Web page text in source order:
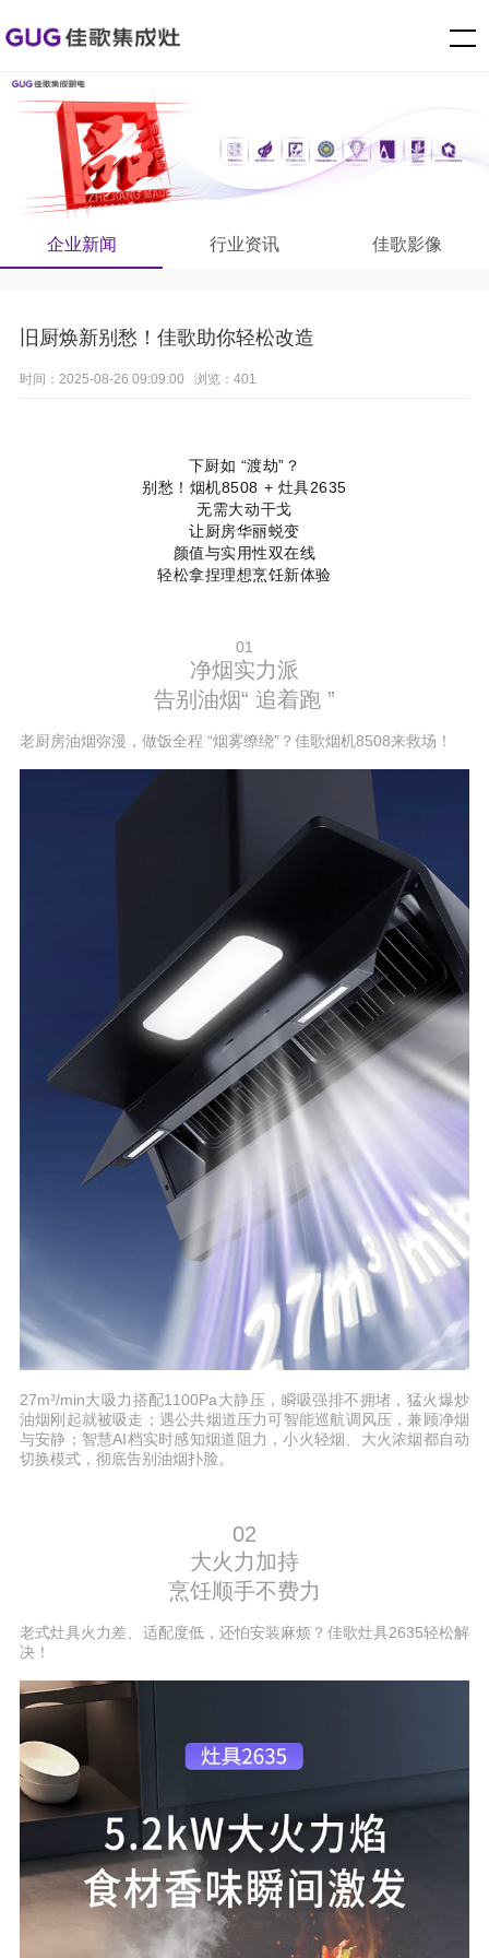
企业新闻 行业资讯 佳歌影像
旧厨焕新别愁！佳歌助你轻松改造
时间：2025-08-26 09:09:00 浏览：401
下厨如 “渡劫”？
别愁！烟机8508 + 灶具2635
无需大动干戈
让厨房华丽蜕变
颜值与实用性双在线
轻松拿捏理想烹饪新体验
01
净烟实力派
告别油烟“ 追着跑 ”
老厨房油烟弥漫，做饭全程 “烟雾缭绕”？佳歌烟机8508来救场！
27m³/min大吸力搭配1100Pa大静压，瞬吸强排不拥堵，猛火爆炒
油烟刚起就被吸走；遇公共烟道压力可智能巡航调风压，兼顾净烟
与安静；智慧AI档实时感知烟道阻力，小火轻烟、大火浓烟都自动
切换模式，彻底告别油烟扑脸。
02
大火力加持
烹饪顺手不费力
老式灶具火力差、适配度低，还怕安装麻烦？佳歌灶具2635轻松解
决！